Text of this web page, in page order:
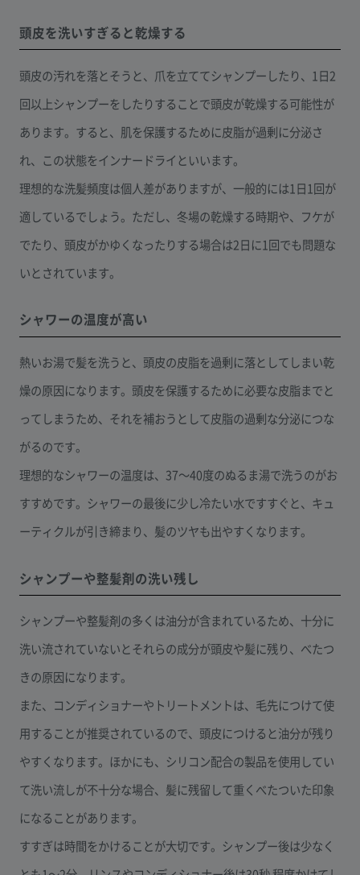
頭皮を洗いすぎると乾燥する
頭皮の汚れを落とそうと、爪を立ててシャンプーしたり、1日2
回以上シャンプーをしたりすることで頭皮が乾燥する可能性が
あります。すると、肌を保護するために皮脂が過剰に分泌さ
れ、この状態をインナードライといいます。
理想的な洗髪頻度は個人差がありますが、一般的には1日1回が
適しているでしょう。ただし、冬場の乾燥する時期や、フケが
でたり、頭皮がかゆくなったりする場合は2日に1回でも問題な
いとされています。
シャワーの温度が高い
熱いお湯で髪を洗うと、頭皮の皮脂を過剰に落としてしまい乾
燥の原因になります。頭皮を保護するために必要な皮脂までと
ってしまうため、それを補おうとして皮脂の過剰な分泌につな
がるのです。
理想的なシャワーの温度は、37〜40度のぬるま湯で洗うのがお
すすめです。シャワーの最後に少し冷たい水ですすぐと、キュ
ーティクルが引き締まり、髪のツヤも出やすくなります。
シャンプーや整髪剤の洗い残し
シャンプーや整髪剤の多くは油分が含まれているため、十分に
洗い流されていないとそれらの成分が頭皮や髪に残り、べたつ
きの原因になります。
また、コンディショナーやトリートメントは、毛先につけて使
用することが推奨されているので、頭皮につけると油分が残り
やすくなります。ほかにも、シリコン配合の製品を使用してい
て洗い流しが不十分な場合、髪に残留して重くべたついた印象
になることがあります。
すすぎは時間をかけることが大切です。シャンプー後は少なく